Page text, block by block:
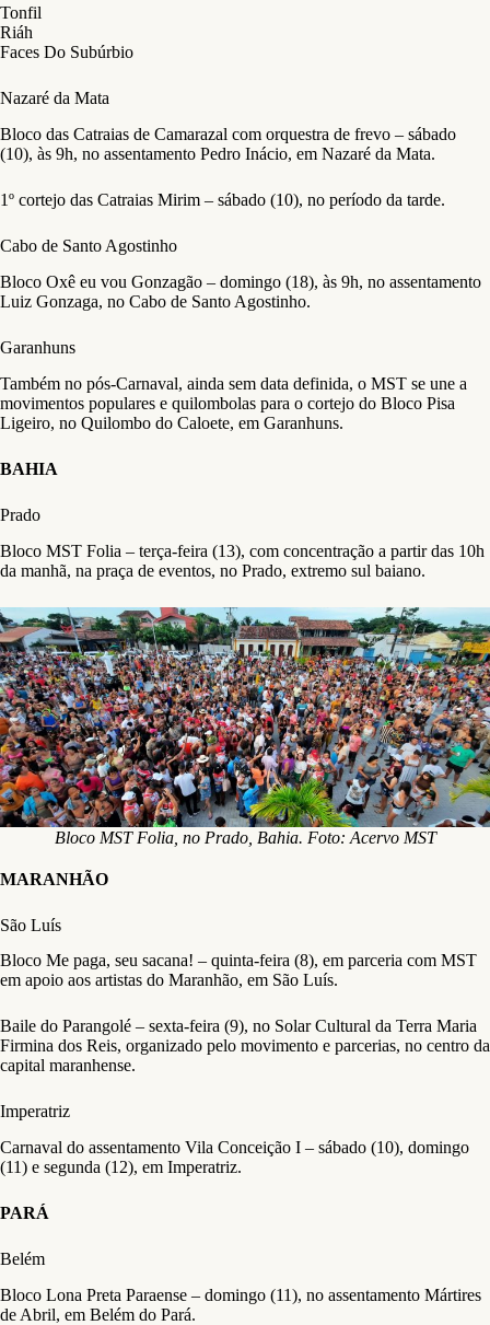
Tonfil
Riáh
Faces Do Subúrbio
Nazaré da Mata
Bloco das Catraias de Camarazal com orquestra de frevo – sábado
(10), às 9h, no assentamento Pedro Inácio, em Nazaré da Mata.
1º cortejo das Catraias Mirim – sábado (10), no período da tarde.
Cabo de Santo Agostinho
Bloco Oxê eu vou Gonzagão – domingo (18), às 9h, no assentamento
Luiz Gonzaga, no Cabo de Santo Agostinho.
Garanhuns
Também no pós-Carnaval, ainda sem data definida, o MST se une a
movimentos populares e quilombolas para o cortejo do Bloco Pisa
Ligeiro, no Quilombo do Caloete, em Garanhuns.
BAHIA
Prado
Bloco MST Folia – terça-feira (13), com concentração a partir das 10h
da manhã, na praça de eventos, no Prado, extremo sul baiano.
Bloco MST Folia, no Prado, Bahia. Foto: Acervo MST
MARANHÃO
São Luís
Bloco Me paga, seu sacana! – quinta-feira (8), em parceria com MST
em apoio aos artistas do Maranhão, em São Luís.
Baile do Parangolé – sexta-feira (9), no Solar Cultural da Terra Maria
Firmina dos Reis, organizado pelo movimento e parcerias, no centro da
capital maranhense.
Imperatriz
Carnaval do assentamento Vila Conceição I – sábado (10), domingo
(11) e segunda (12), em Imperatriz.
PARÁ
Belém
Bloco Lona Preta Paraense – domingo (11), no assentamento Mártires
de Abril, em Belém do Pará.